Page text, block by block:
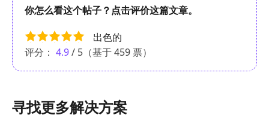
你怎么看这个帖子？点击评价这篇文章。
出色的
评分： 4.9/ 5（基于459 票）
寻找更多解决方案